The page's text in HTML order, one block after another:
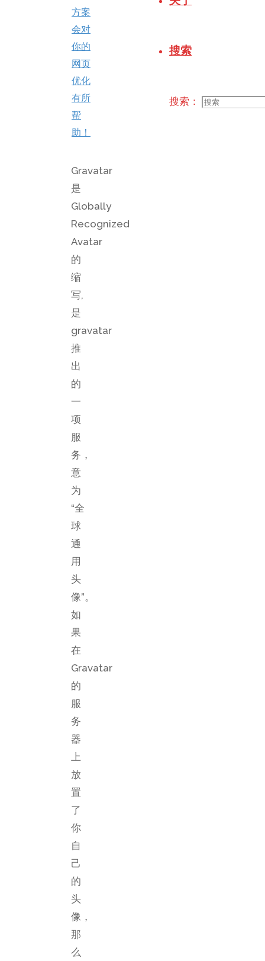
搜索
搜索：
方案
会对
你的
网页
优化
有所
帮
助！
Gravatar
是
Globally
Recognized
Avatar
的
缩
写,
是
gravatar
推
出
的
一
项
服
务，
意
为
“全
球
通
用
头
像”。
如
果
在
Gravatar
的
服
务
器
上
放
置
了
你
自
己
的
头
像，
那
么